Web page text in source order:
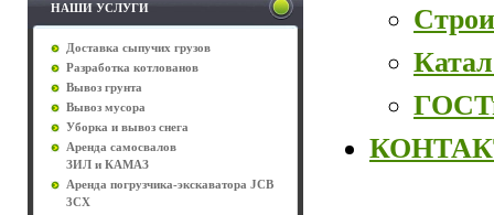
НАШИ УСЛУГИ
Доставка сыпучих грузов
Разработка котлованов
Вывоз грунта
Вывоз мусора
Уборка и вывоз снега
Аренда самосвалов
ЗИЛ и КАМАЗ
Аренда погрузчика-экскаватора JCB
3CX